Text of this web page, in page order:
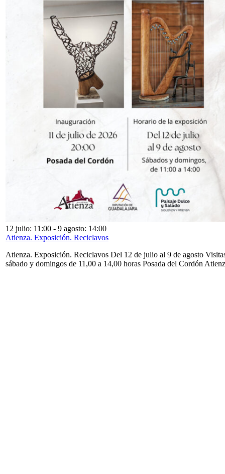
12 julio: 11:00 - 9 agosto: 14:00
Atienza. Exposición. Reciclavos
Atienza. Exposición. Reciclavos Del 12 de julio al 9 de agosto
sábado y domingos de 11,00 a 14,00 horas Posada del Cordón